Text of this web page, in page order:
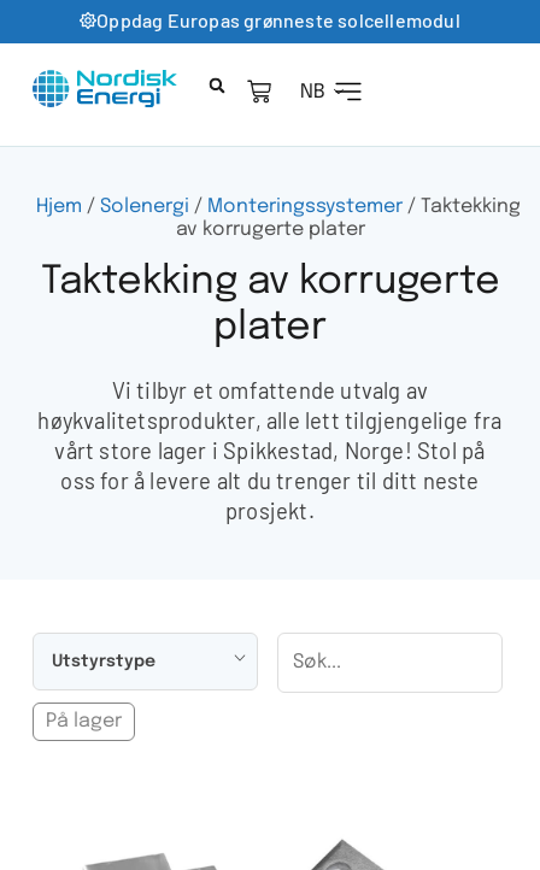
Oppdag Europas grønneste solcellemodul
NB
Hjem / Solenergi / Monteringssystemer / Taktekking
av korrugerte plater
Taktekking av korrugerte
plater
Vi tilbyr et omfattende utvalg av
høykvalitetsprodukter, alle lett tilgjengelige fra
vårt store lager i Spikkestad, Norge! Stol på
oss for å levere alt du trenger til ditt neste
prosjekt.
Utstyrstype
På lager